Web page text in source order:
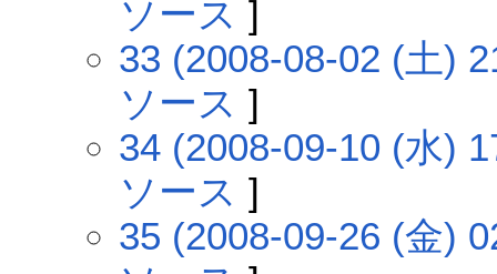
ソース ]
33 (2008-08-02 (土)
ソース ]
34 (2008-09-10 (水)
ソース ]
35 (2008-09-26 (金)